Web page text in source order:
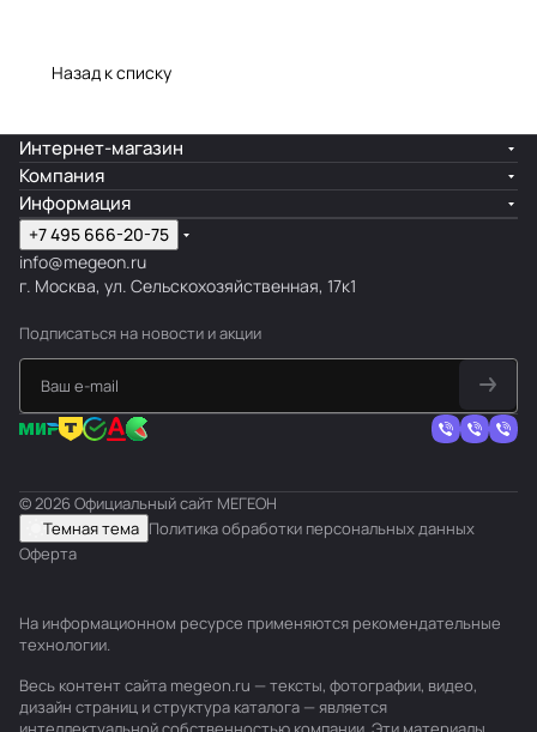
Назад к списку
Интернет-магазин
Компания
Информация
+7 495 666-20-75
info@megeon.ru
г. Москва, ул. Сельскохозяйственная, 17к1
Подписаться на новости и акции
© 2026 Официальный сайт МЕГЕОН
Темная тема Политика обработки персональных данных
Оферта
На информационном ресурсе применяются рекомендательные
технологии.
Весь контент сайта megeon.ru — тексты, фотографии, видео,
дизайн страниц и структура каталога — является